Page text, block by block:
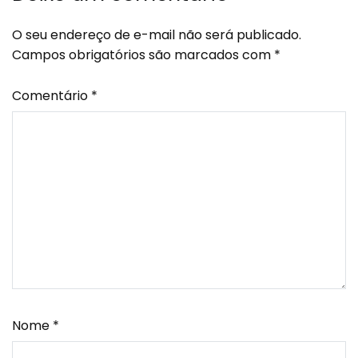
O seu endereço de e-mail não será publicado.
Campos obrigatórios são marcados com *
Comentário *
Nome *